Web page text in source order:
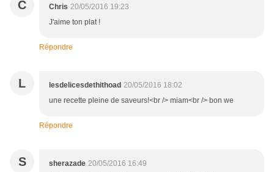
C Chris 20/05/2016 19:23
J'aime ton plat !
Répondre
L lesdelicesdethithoad 20/05/2016 18:02
une recette pleine de saveurs!<br /> miam<br /> bon we
Répondre
S sherazade 20/05/2016 16:49